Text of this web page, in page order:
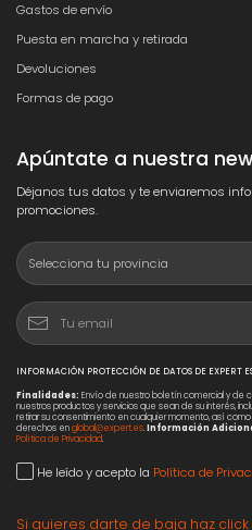
Gastos de envío
Puesta en marcha y retirada
Devoluciones
Formas de pago
Apúntate a nuestra
Déjanos tus datos y te enviaremos
promociones.
INFORMACIÓN PROTECCIÓN DE DATOS DE EXPERT
Finalidades: Envío de nuestro boletín comercial y de
nuestros productos y servicios que sean de su interés,
retirar su consentimiento en cualquier momento, así
derechos englobal@expert.es.Información
Política de Privacidad.
He leído y acepto la Política de
Si quieres darte de baja haz